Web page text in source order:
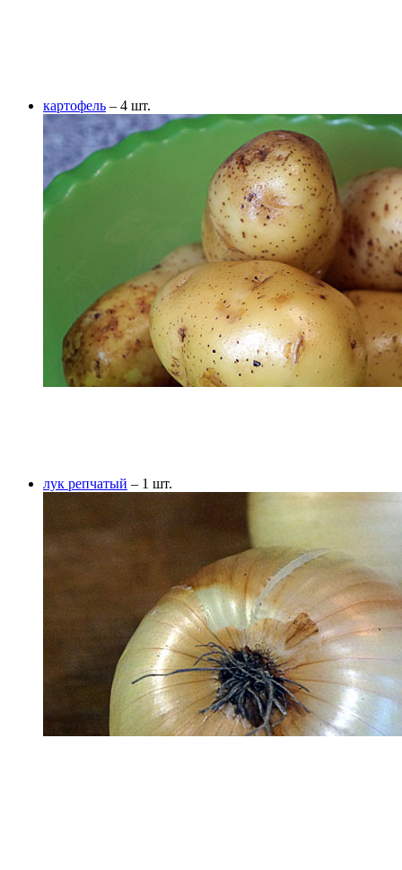
картофель – 4 шт.
лук репчатый – 1 шт.